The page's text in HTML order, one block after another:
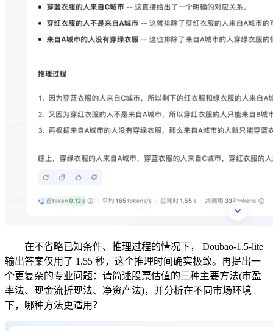
在不省略已知条件、推理过程的情况下， Doubao-1.5-lite
输出答案仅用了 1.55 秒，这个推理时间确实极致。再提出一
个更复杂的专业问题：请简述股票估值的三种主要方法(市盈
率法、现金流折现法、净资产法)，并分析在不同市场环境
下，哪种方法更适用？